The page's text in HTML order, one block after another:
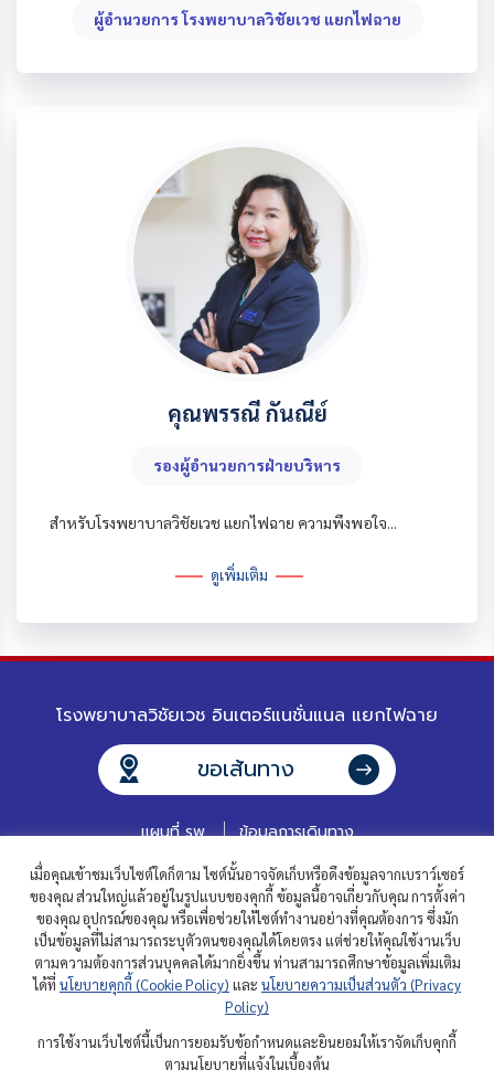
ผู้อำนวยการ โรงพยาบาลวิชัยเวช แยกไฟฉาย
คุณพรรณี กันณีย์
รองผู้อำนวยการฝ่ายบริหาร
สำหรับโรงพยาบาลวิชัยเวช แยกไฟฉาย ความพึงพอใจ...
ดูเพิ่มเติม
โรงพยาบาลวิชัยเวช อินเตอร์แนชั่นแนล แยกไฟฉาย
ขอเส้นทาง
แผนที่ รพ. ข้อมูลการเดินทาง
ติดต่อเรา คำถามที่พบบ่อย
ร่วมงานกับเรา
นักลงทุนสัมพันธ์
นโยบายความเป็นส่วนตัว นโยบายคุกกี้
เมื่อคุณเข้าชมเว็บไซต์ใดก็ตาม ไซต์นั้นอาจจัดเก็บหรือดึงข้อมูลจากเบราว์เซอร์
ของคุณ ส่วนใหญ่แล้วอยู่ในรูปแบบของคุกกี้ ข้อมูลนี้อาจเกี่ยวกับคุณ การตั้งค่า
ของคุณ อุปกรณ์ของคุณ หรือเพื่อช่วยให้ไซต์ทำงานอย่างที่คุณต้องการ ซึ่งมัก
เป็นข้อมูลที่ไม่สามารถระบุตัวตนของคุณได้โดยตรง แต่ช่วยให้คุณใช้งานเว็บ
ตามความต้องการส่วนบุคคลได้มากยิ่งขึ้น ท่านสามารถศึกษาข้อมูลเพิ่มเติม
ได้ที่ นโยบายคุกกี้ (Cookie Policy) และ นโยบายความเป็นส่วนตัว (Privacy
Policy)
การใช้งานเว็บไซต์นี้เป็นการยอมรับข้อกำหนดและยินยอมให้เราจัดเก็บคุกกี้
ตามนโยบายที่แจ้งในเบื้องต้น